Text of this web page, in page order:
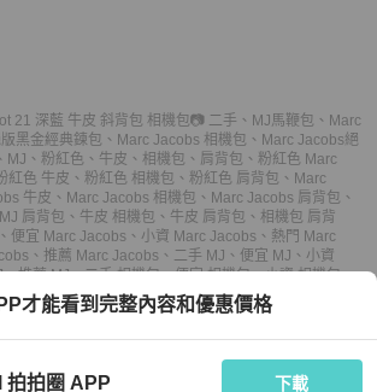
21 深藍 牛皮 斜背包 相機包📷 二手 、 MJ馬鞭包 、 Marc
黑金經典鍊包 、 Marc Jacobs 相機包 、 Marc Jacobs絕
、 MJ 、 粉紅色 、 牛皮 、 相機包 、 肩背包 、 粉紅色 Marc
紅色 牛皮 、 粉紅色 相機包 、 粉紅色 肩背包 、 Marc
牛皮 、 Marc Jacobs 相機包 、 Marc Jacobs 肩背包 、
MJ 肩背包 、 牛皮 相機包 、 牛皮 肩背包 、 相機包 肩背
、 便宜 Marc Jacobs 、 小資 Marc Jacobs 、 熱門 Marc
、 推薦 Marc Jacobs 、 二手 MJ 、 便宜 MJ 、 小資
、推薦 MJ、二手 相機包、便宜 相機包、小資 相機包、
包、 推薦 相機包、二手 肩背包、便宜 肩背包
肩背包、推薦 肩背包
才能看到完整內容和優惠價格
拍拍圈 APP 下載